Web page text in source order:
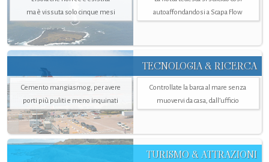
ma è vissuta solo cinque mesi
autoaffondandosi a Scapa Flow
TECNOLOGIA & RICERCA
Cemento mangiasmog, per avere
porti più puliti e meno inquinati
Controllate la barca al mare senza
muovervi da casa, dall’ufficio
TURISMO & ATTRAZIONI